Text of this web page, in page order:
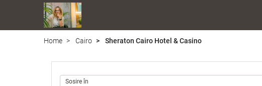
Home Cairo Sheraton Cairo Hotel & Casino
Sosire în